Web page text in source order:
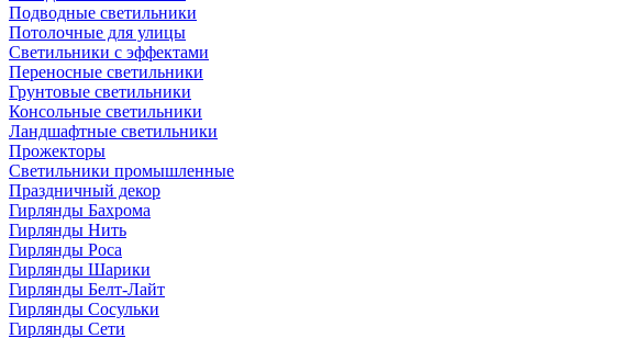
Подводные светильники
Потолочные для улицы
Светильники с эффектами
Переносные светильники
Грунтовые светильники
Консольные светильники
Ландшафтные светильники
Прожекторы
Светильники промышленные
Праздничный декор
Гирлянды Бахрома
Гирлянды Нить
Гирлянды Роса
Гирлянды Шарики
Гирлянды Белт-Лайт
Гирлянды Сосульки
Гирлянды Сети